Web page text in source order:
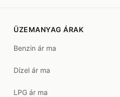
ÜZEMANYAG ÁRAK
Benzin ár ma
Dízel ár ma
LPG ár ma